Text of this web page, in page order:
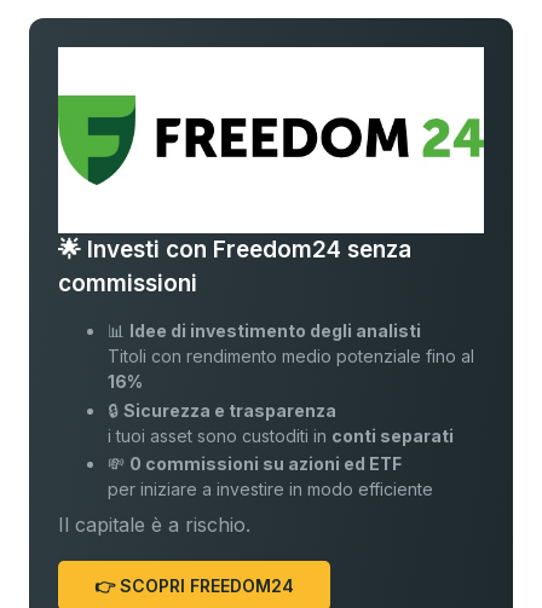
🌟 Investi con Freedom24 senza
commissioni
📊 Idee di investimento degli analisti
Titoli con rendimento medio potenziale fino al
16%
🔒Sicurezza e trasparenza
i tuoi asset sono custoditi in conti separati
💸 0 commissioni su azioni ed ETF
per iniziare a investire in modo efficiente
Il capitale è a rischio.
👉 SCOPRI FREEDOM24